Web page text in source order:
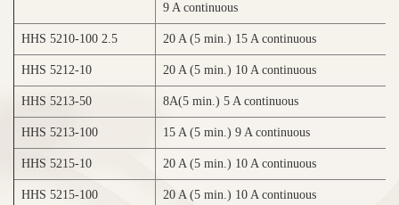
9 A continuous
HHS 5210-100 2.5 20 A (5 min.) 15 A continuous
HHS 5212-10 20 A (5 min.) 10 A continuous
HHS 5213-50 8A(5 min.) 5 A continuous
HHS 5213-100 15 A (5 min.) 9 A continuous
HHS 5215-10 20 A (5 min.) 10 A continuous
HHS 5215-100 20 A (5 min.) 10 A continuous